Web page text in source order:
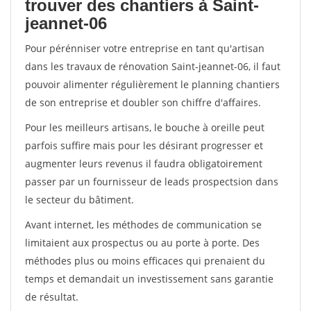
trouver des chantiers à Saint-
jeannet-06
Pour pérénniser votre entreprise en tant qu'artisan
dans les travaux de rénovation Saint-jeannet-06, il faut
pouvoir alimenter régulièrement le planning chantiers
de son entreprise et doubler son chiffre d'affaires.
Pour les meilleurs artisans, le bouche à oreille peut
parfois suffire mais pour les désirant progresser et
augmenter leurs revenus il faudra obligatoirement
passer par un fournisseur de leads prospectsion dans
le secteur du bâtiment.
Avant internet, les méthodes de communication se
limitaient aux prospectus ou au porte à porte. Des
méthodes plus ou moins efficaces qui prenaient du
temps et demandait un investissement sans garantie
de résultat.